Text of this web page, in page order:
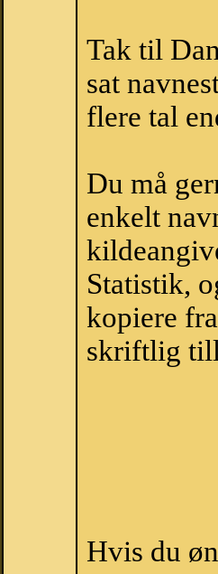
Tak til
sat
flere tal
Du må
enkelt
Statistik,
kopiere
skriftlig
Hvis du